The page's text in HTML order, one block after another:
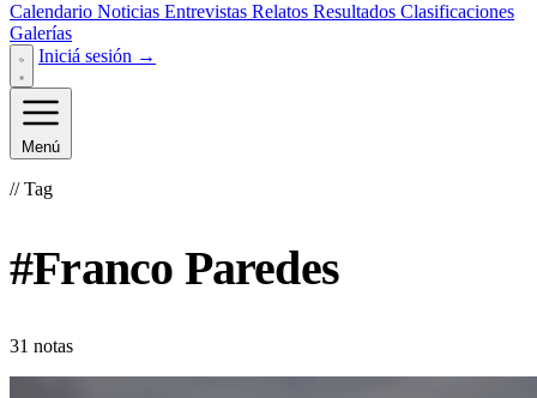
Calendario Noticias Entrevistas Relatos Resultados Clasificaciones
Galerías
Iniciá sesión →
Menú
// Tag
#Franco Paredes
31 notas